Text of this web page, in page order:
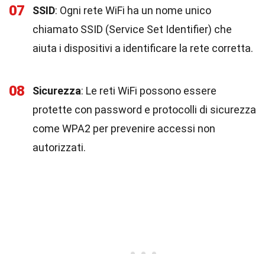
07 SSID: Ogni rete WiFi ha un nome unico
chiamato SSID (Service Set Identifier) che
aiuta i dispositivi a identificare la rete corretta.
08 Sicurezza: Le reti WiFi possono essere
protette con password e protocolli di sicurezza
come WPA2 per prevenire accessi non
autorizzati.